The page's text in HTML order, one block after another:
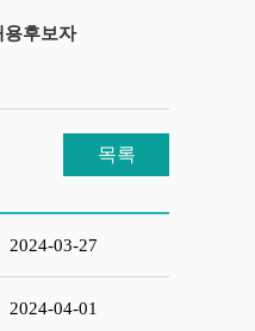
용후보자
목록
2024-03-27
2024-04-01